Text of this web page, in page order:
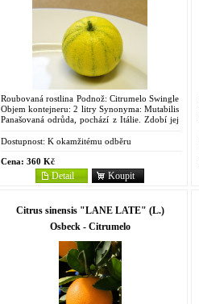
Roubovaná rostlina Podnož: Citrumelo Swingle
Objem kontejneru: 2 litry Synonyma: Mutabilis
Panašovaná odrůda, pochází z Itálie. Zdobí jej
Dužnina...
Dostupnost: K okamžitému odběru
Cena: 360 Kč
Koupit
Detail
Citrus sinensis "LANE LATE" (L.)
Osbeck - Citrumelo